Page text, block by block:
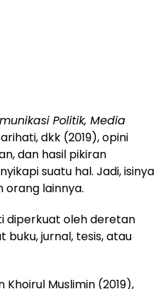
Politik, Media
dkk (2019), opini
dan hasil pikiran
suatu hal. Jadi, isinya
lainnya.
diperkuat oleh deretan
jurnal, tesis, atau
Muslimin (2019),